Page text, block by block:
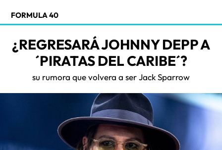
FORMULA 40
¿REGRESARÁ JOHNNY DEPP A
´PIRATAS DEL CARIBE´?
su rumora que volvera a ser Jack Sparrow